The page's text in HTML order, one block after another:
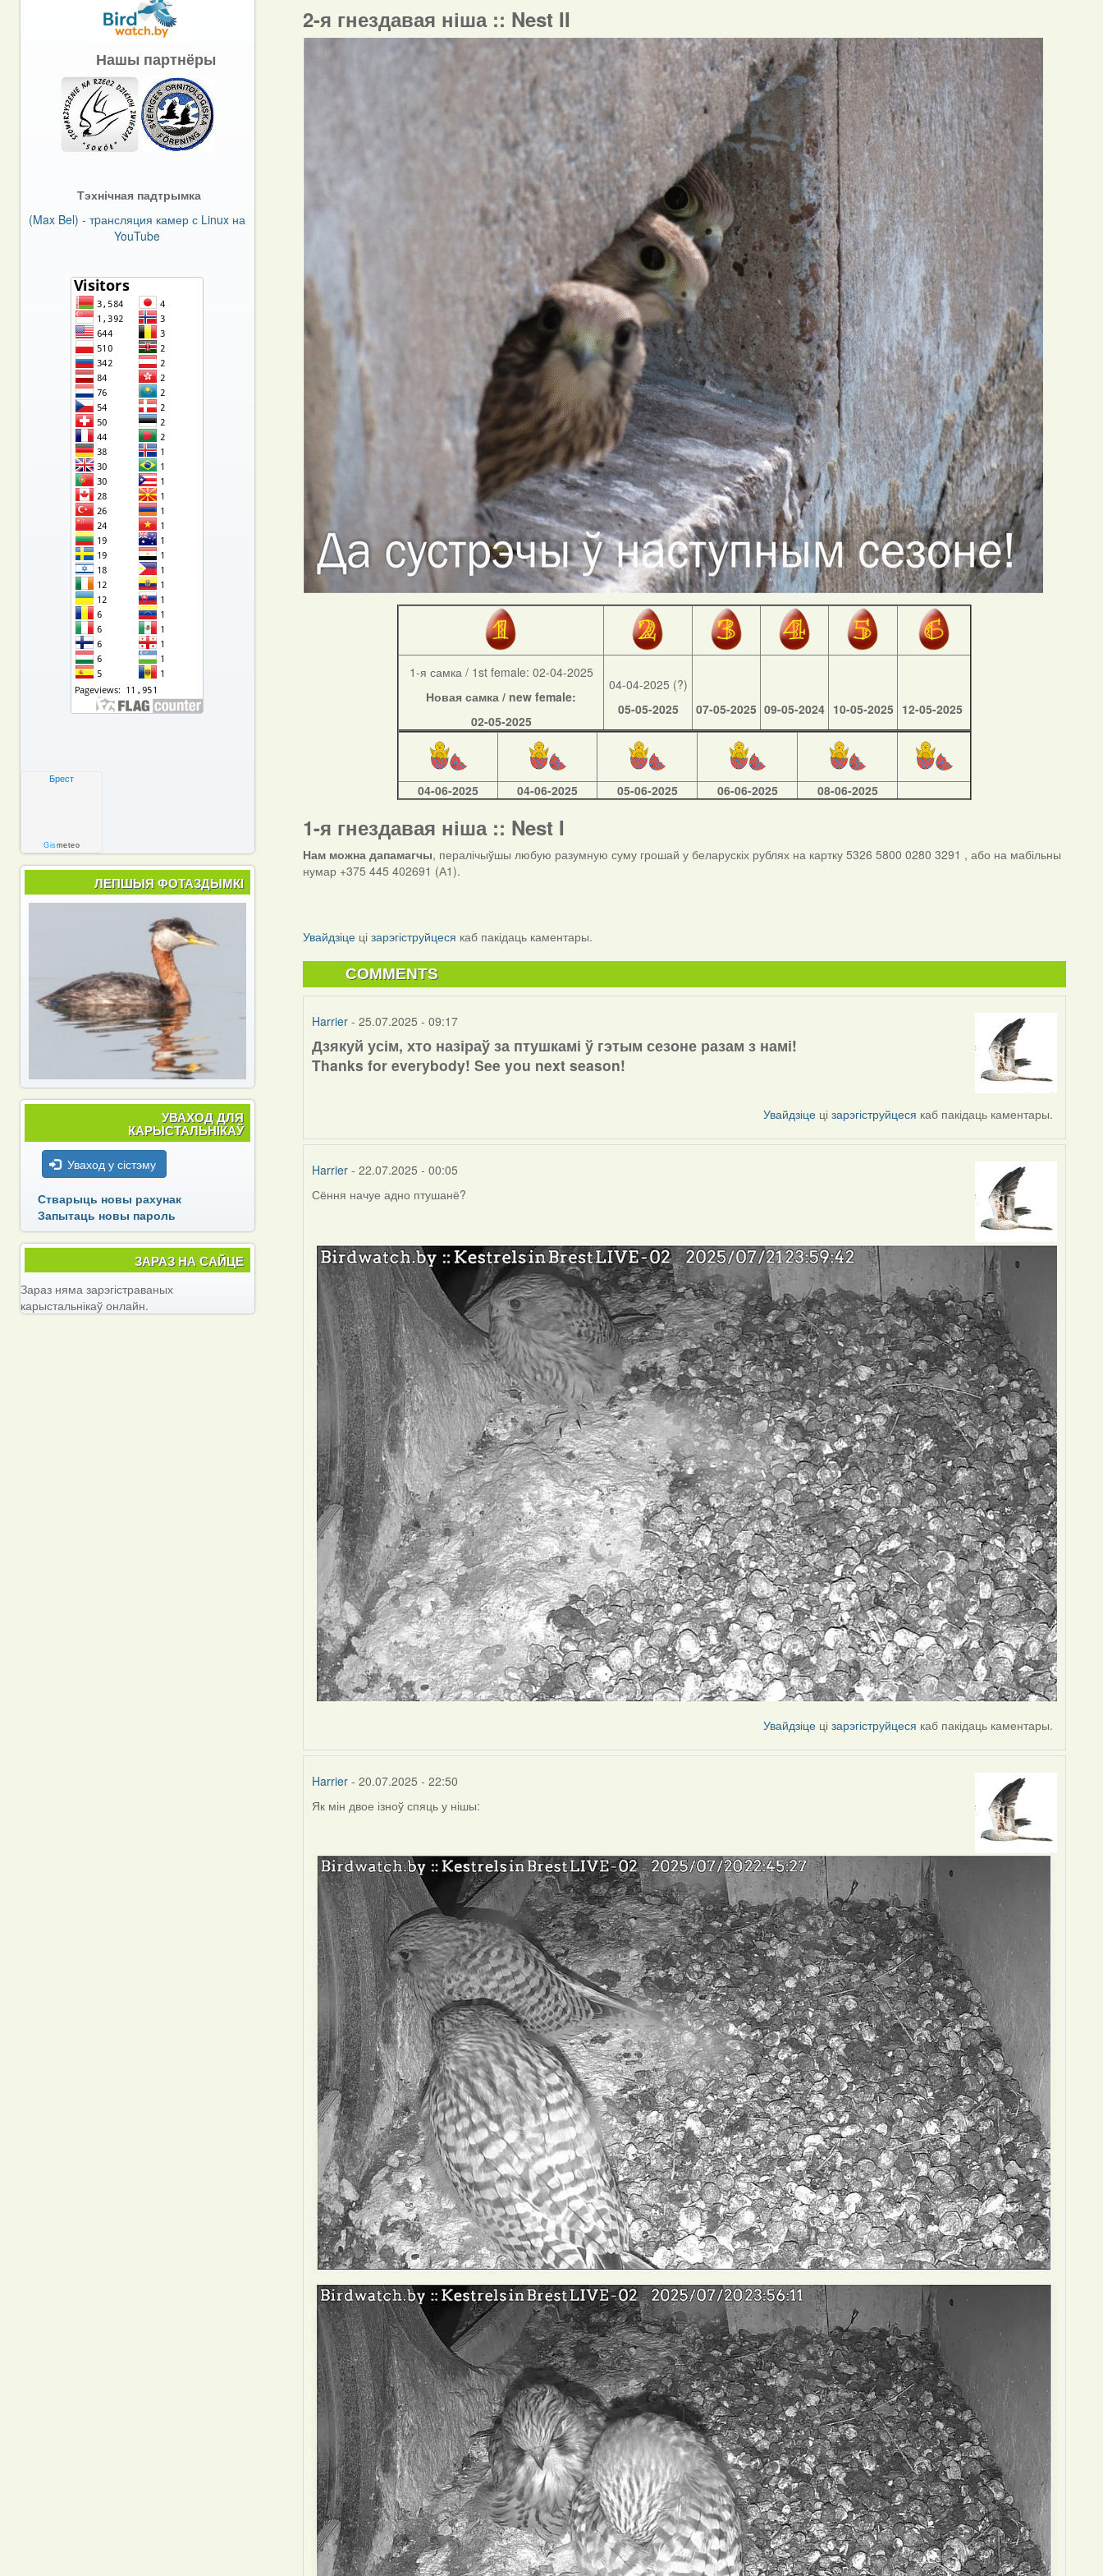
2-я гнездавая ніша :: Nest II
1-я самка / 1st female: 02-04-2025
Новая самка / new female:
02-05-2025
04-04-2025 (?)
05-05-2025
07-05-2025 09-05-2024 10-05-2025 12-05-2025
04-06-2025 04-06-2025 05-06-2025 06-06-2025 08-06-2025
1-я гнездавая ніша :: Nest I
Нам можна дапамагчы, пералічыўшы любую разумную суму грошай у беларускіх рублях на картку 5326 5800 0280 3291 , або на мабільны
нумар +375 445 402691 (А1).
Увайдзіце цізарэгіструйцеся каб пакідаць каментары.
COMMENTS
Harrier - 25.07.2025 - 09:17
Дзякуй усім, хто назіраў за птушкамі ў гэтым сезоне разам з намі!
Thanks for everybody! See you next season!
Увайдзіце цізарэгіструйцеся каб пакідаць каментары.
Harrier - 22.07.2025 - 00:05
Сёння начуе адно птушанё?
Увайдзіце цізарэгіструйцеся каб пакідаць каментары.
Harrier - 20.07.2025 - 22:50
Як мін двое ізноў спяць у нішы:
Нашы партнёры
Тэхнічная падтрымка
(Max Bel) - тpансляция камер с Linux на
YouTube
Брест
Gismeteo
ЛЕПШЫЯ ФОТАЗДЫМКІ
УВАХОД ДЛЯ
КАРЫСТАЛЬНІКАЎ
Уваход у сістэму
Стварыць новы рахунак
Запытаць новы пароль
ЗАРАЗ НА САЙЦЕ
Зараз няма зарэгістраваных
карыстальнікаў онлайн.